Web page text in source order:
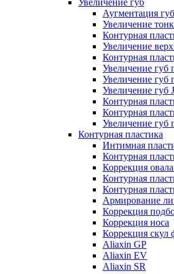
Увеличение губ
Аугментация губ
Увеличение
Контурная
Увеличение
Контурная
Увеличение губ
Увеличение губ
Увеличение губ
Контурная
Контурная
Увеличение губ
Контурная пластика
Интимная
Контурная
Коррекция
Контурная
Контурная
Армирование
Коррекция
Коррекция носа
Коррекция скул
Aliaxin GP
Aliaxin EV
Aliaxin SR